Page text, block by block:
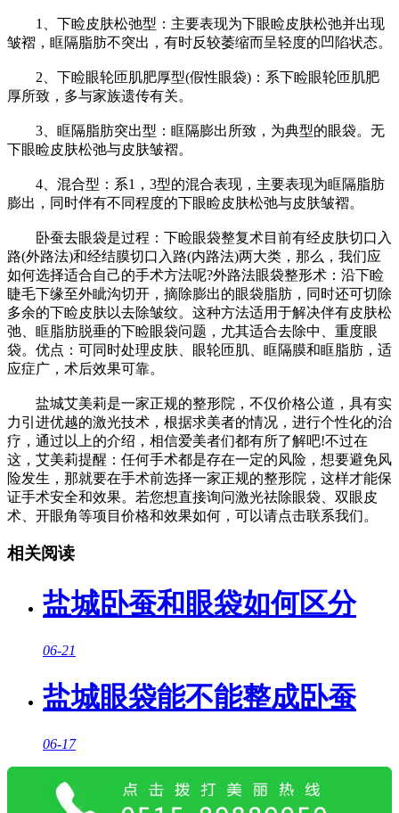
1、下睑皮肤松弛型：主要表现为下眼睑皮肤松弛并出现
皱褶，眶隔脂肪不突出，有时反较萎缩而呈轻度的凹陷状态。
2、下睑眼轮匝肌肥厚型(假性眼袋)：系下睑眼轮匝肌肥
厚所致，多与家族遗传有关。
3、眶隔脂肪突出型：眶隔膨出所致，为典型的眼袋。无
下眼睑皮肤松弛与皮肤皱褶。
4、混合型：系1，3型的混合表现，主要表现为眶隔脂肪
膨出，同时伴有不同程度的下眼睑皮肤松弛与皮肤皱褶。
卧蚕去眼袋是过程：下睑眼袋整复术目前有经皮肤切口入
路(外路法)和经结膜切口入路(内路法)两大类，那么，我们应
如何选择适合自己的手术方法呢?外路法眼袋整形术：沿下睑
睫毛下缘至外眦沟切开，摘除膨出的眼袋脂肪，同时还可切除
多余的下睑皮肤以去除皱纹。这种方法适用于解决伴有皮肤松
弛、眶脂肪脱垂的下睑眼袋问题，尤其适合去除中、重度眼
袋。优点：可同时处理皮肤、眼轮匝肌、眶隔膜和眶脂肪，适
应症广，术后效果可靠。
盐城艾美莉是一家正规的整形院，不仅价格公道，具有实
力引进优越的激光技术，根据求美者的情况，进行个性化的治
疗，通过以上的介绍，相信爱美者们都有所了解吧!不过在
这，艾美莉提醒：任何手术都是存在一定的风险，想要避免风
险发生，那就要在手术前选择一家正规的整形院，这样才能保
证手术安全和效果。若您想直接询问激光祛除眼袋、双眼皮
术、开眼角等项目价格和效果如何，可以请点击联系我们。
相关阅读
盐城卧蚕和眼袋如何区分
06-21
盐城眼袋能不能整成卧蚕
06-17